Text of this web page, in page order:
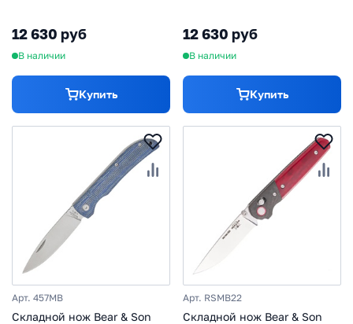
12 630 руб
В наличии
Купить
12 630 руб
В наличии
Купить
Арт. 457MB
Складной нож Bear & Son
Арт. RSMB22
Складной нож Bear & Son